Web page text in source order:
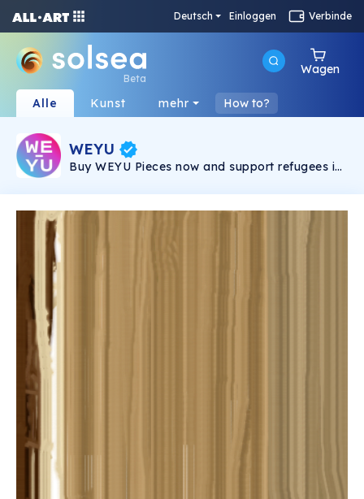
Deutsch Einloggen Verbinde
Beta
Wagen
Alle Kunst mehr How to?
WEYU
Buy WEYU Pieces now and support refugees in